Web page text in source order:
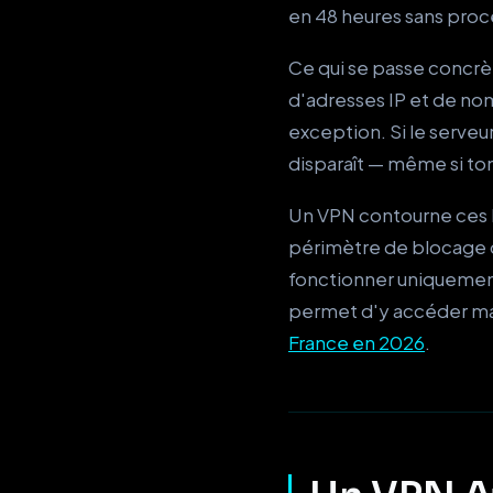
en 48 heures sans
Ce qui se passe
d'adresses IP et de
exception. Si le
disparaît — même si
Un VPN contourne
périmètre de blocage
fonctionner
permet d'y accéder
France en 2026.